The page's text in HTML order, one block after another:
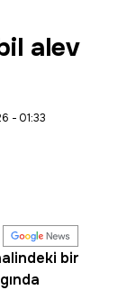
alev
- 01:33
bir